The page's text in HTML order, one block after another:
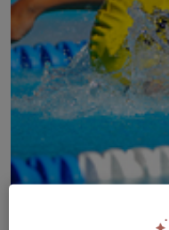
Här hamnar automatiskt